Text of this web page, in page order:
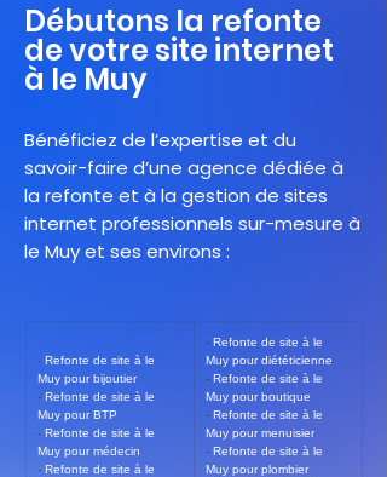
Débutons la refonte
de votre site internet
à le Muy
Bénéficiez de l’expertise et du
savoir-faire d’une agence dédiée à
la refonte et à la gestion de sites
internet professionnels sur-mesure à
le Muy et ses environs :
- Refonte de site à le
Muy pour bijoutier
- Refonte de site à le
Muy pour BTP
- Refonte de site à le
Muy pour médecin
- Refonte de site à le
- Refonte de site à le
Muy pour diététicienne
- Refonte de site à le
Muy pour boutique
- Refonte de site à le
Muy pour menuisier
- Refonte de site à le
Muy pour plombier